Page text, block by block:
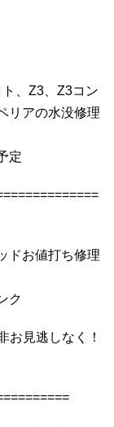
、Z3、Z3コン
リアの水没修理
定
ドお値打ち修理
ク
お見逃しなく！